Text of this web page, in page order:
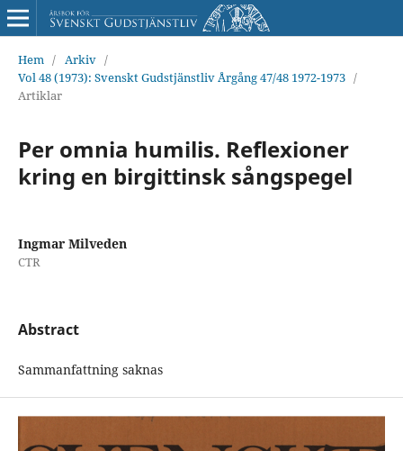
Hem / Arkiv /
Vol 48 (1973): Svenskt Gudstjänstliv Årgång 47/48 1972-1973 /
Artiklar
Per omnia humilis. Reflexioner
kring en birgittinsk sångspegel
Ingmar Milveden
CTR
Abstract
Sammanfattning saknas